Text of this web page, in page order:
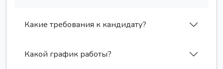
Какие требования к кандидату?
Какой график работы?